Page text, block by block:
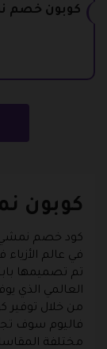
كوبون
كود خصم
في عالم
تم تصميمها
العالمي الذي
من خلال توفير
فاليوم سوف
مختلفة